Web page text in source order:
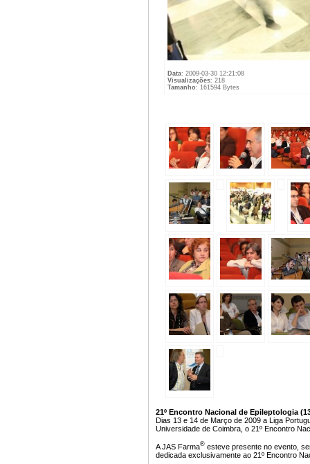
Data: 2009-03-30 12:21:08
Visualizações: 218
Tamanho: 161594 Bytes
21º Encontro Nacional de Epileptologia
Dias 13 e 14 de Março de 2009 a Liga
Universidade de Coimbra, o 21º Encontro
A JAS Farma® esteve presente no evento,
dedicada exclusivamente ao 21º Encontro